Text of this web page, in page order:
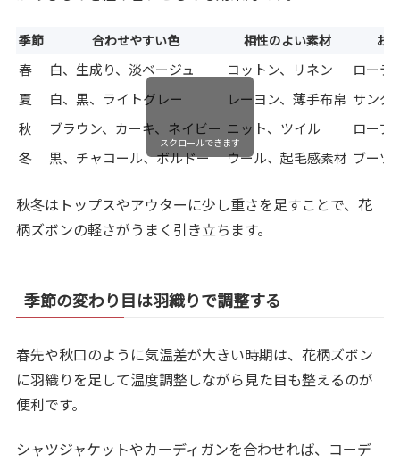
季節 合わせやすい色 相性のよい素材 お
春 白、生成り、淡ベージュ コットン、リネン
ローテ
夏
白、黒、ライトグレー レーヨン、薄手布帛 サンダ
秋
ブラウン、カーキ、ネイビー ニット、ツイル
ローフ
冬
黒、チャコール、ボルドー ウール、起毛感素材 ブーツ
スクロールできます
秋冬はトップスやアウターに少し重さを足すことで、花
柄ズボンの軽さがうまく引き立ちます。
季節の変わり目は羽織りで調整する
春先や秋口のように気温差が大きい時期は、花柄ズボン
に羽織りを足して温度調整しながら見た目も整えるのが
便利です。
シャツジャケットやカーディガンを合わせれば、コーデ